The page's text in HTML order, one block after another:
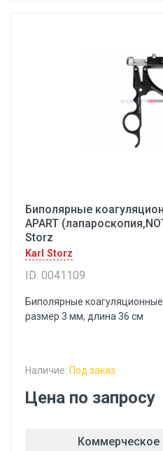
Биполярные
APART
Storz
Karl Storz
ID: 0041109
Биполярные
размер 3 мм, длина 36 см
Наличие: Под заказ
Цена по запросу
Коммерческое